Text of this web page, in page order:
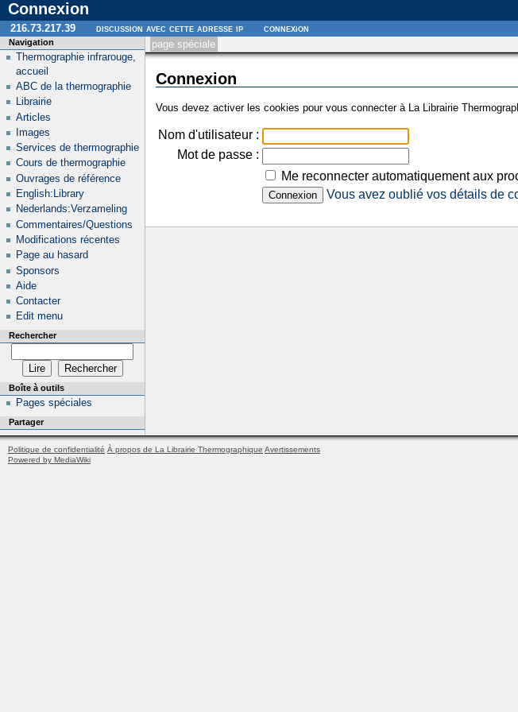
Connexion
page spéciale
Connexion
Vous devez activer les cookies pour vous connecter à La Librairie
Nom d'utilisateur :
Mot de passe :
Me reconnecter automatiquement aux
Vous avez oublié vos détails de
Navigation
Thermographie infrarouge,
accueil
ABC de la thermographie
Librairie
Articles
Images
Services de thermographie
Cours de thermographie
Ouvrages de référence
English:Library
Nederlands:Verzameling
Commentaires/Questions
Modifications récentes
Page au hasard
Sponsors
Aide
Contacter
Edit menu
Rechercher
Boîte à outils
Pages spéciales
Partager
216.73.217.39 discussion avec cette adresse ip connexion
Politique de confidentialité À propos de La Librairie Thermographique Avertissements
Powered by MediaWiki